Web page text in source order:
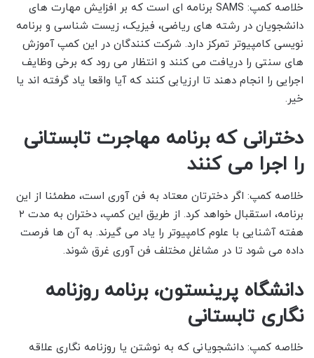
خلاصه کمپ: SAMS برنامه ای است که بر افزایش مهارت های
دانشجویان در رشته های ریاضی، فیزیک، زیست شناسی و برنامه
نویسی کامپیوتر تمرکز دارد. شرکت کنندگان در این کمپ آموزش
های سنتی را دریافت می کنند و انتظار می رود که برخی وظایف
اجرایی را انجام دهند تا ارزیابی کنند که آیا واقعا یاد گرفته اند یا
خیر.
دخترانی که برنامه مهاجرت تابستانی
را اجرا می کنند
خلاصه کمپ: اگر دخترتان معتاد به فن آوری است، مطمئنا از این
برنامه، استقبال خواهد کرد. از طریق این کمپ، دختران به مدت ۲
هفته آشنایی با علوم کامپیوتر را یاد می گیرند. به آن ها فرصت
داده می شود تا در مشاغل مختلف فن آوری غرق شوند.
دانشگاه پرینستون، برنامه روزنامه
نگاری تابستانی
خلاصه کمپ: دانشجویانی که به نوشتن یا روزنامه نگاری علاقه